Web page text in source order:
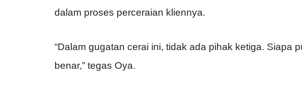
dalam proses perceraian kliennya.
“Dalam gugatan cerai ini, tidak ada pihak ketiga. Siapa
benar,” tegas Oya.